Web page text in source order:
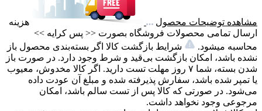
مشاهده توضیحات محصول
هزینه
ارسال تمامی محصولات فروشگاه بصورت << پس کرایه >>
محاسبه میشود.
شرایط بازگشت کالا اگر بسته‌بندی محصول باز
نشده باشد، امکان بازگشت بی‌قید و شرط وجود دارد. در صورت باز
شدن بسته، شما ۷ روز مهلت تست دارید. اگر کالا مخدوش، معیوب
یا تمپر شده باشد، سفارش پذیرفته شده و مبلغ آن عودت داده
می‌شود. در صورتی که کالا پس از تست سالم باشد، امکان
مرجوعی وجود نخواهد داشت.